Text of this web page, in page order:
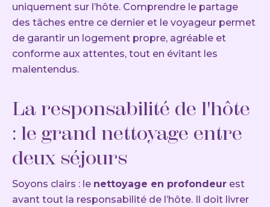
uniquement sur l’hôte. Comprendre le partage
des tâches entre ce dernier et le voyageur permet
de garantir un logement propre, agréable et
conforme aux attentes, tout en évitant les
malentendus.
La responsabilité de l'hôte
: le grand nettoyage entre
deux séjours
Soyons clairs : le nettoyage en profondeur est
avant tout la responsabilité de l’hôte. Il doit livrer